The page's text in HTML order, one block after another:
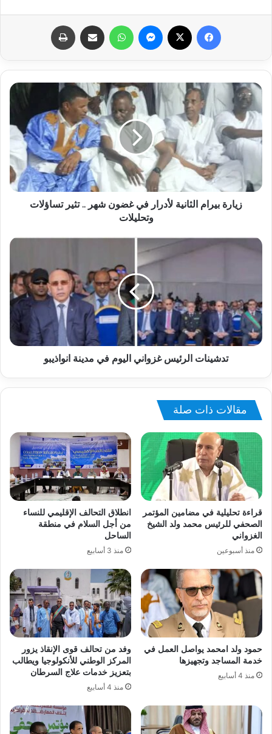
فيسبوك ماسنجر واتساب مشاركة عبر البريد
زيارة بيرام الثانية لأدرار في غضون شهر .. تثير تساؤلات
وتحليلات
تدشينات الرئيس غزواني اليوم في مدينة انواذيبو
مقالات ذات صلة
قراءة تحليلية في مضامين المؤتمر
الصحفي للرئيس محمد ولد الشيخ
الغزواني
منذ أسبوعين
انطلاق التحالف الإقليمي للنساء
من أجل السلام في منطقة
الساحل
منذ 3 أسابيع
حمود ولد امحمد يواصل العمل في
خدمة المساجد وتجهيزها
منذ 4 أسابيع
وفد من تحالف قوى الإنقاذ يزور
المركز الوطني للأنكولوجيا ويطالب
بتعزيز خدمات علاج السرطان
منذ 4 أسابيع